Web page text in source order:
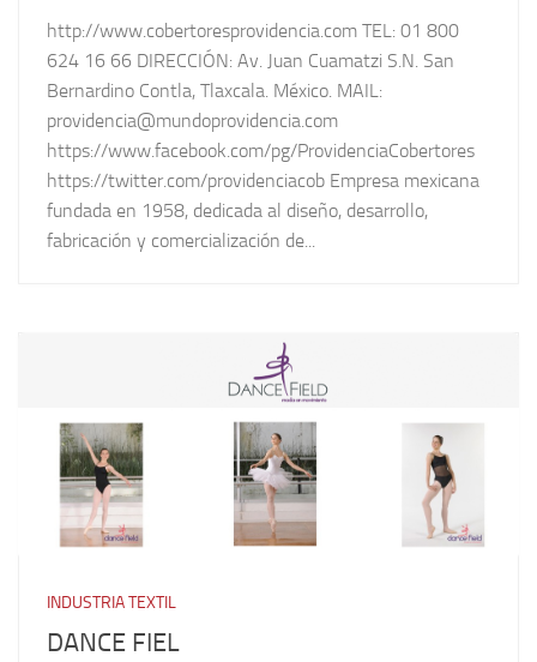
http://www.cobertoresprovidencia.com TEL: 01 800
624 16 66 DIRECCIÓN: Av. Juan Cuamatzi S.N. San
Bernardino Contla, Tlaxcala. México. MAIL:
providencia@mundoprovidencia.com
https://www.facebook.com/pg/ProvidenciaCobertores
https://twitter.com/providenciacob Empresa mexicana
fundada en 1958, dedicada al diseño, desarrollo,
fabricación y comercialización de...
INDUSTRIA TEXTIL
DANCE FIEL